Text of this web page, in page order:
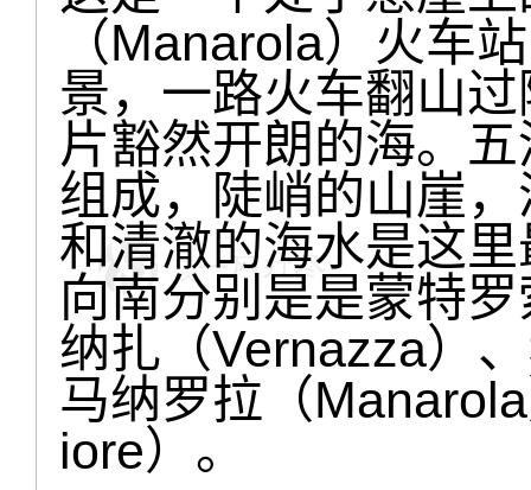
（Manarola）火车
景，一路火车翻山
片豁然开朗的海。
组成，陡峭的山崖
和清澈的海水是这
向南分别是是蒙特
纳扎（Vernazza）
马纳罗拉（
iore）。